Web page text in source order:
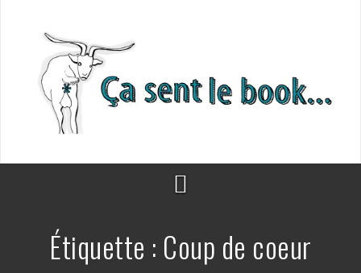
Étiquette : Coup de coeur